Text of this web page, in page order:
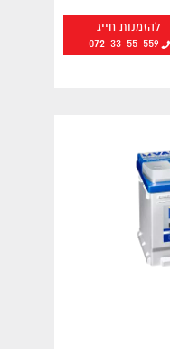
להזמנות חייג
072-33-55-559